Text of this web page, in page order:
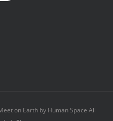
on Earth by Human Space All